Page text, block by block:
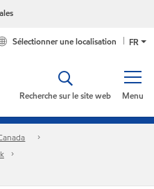
FR
Sélectionner une localisation
Menu
Recherche sur le site web